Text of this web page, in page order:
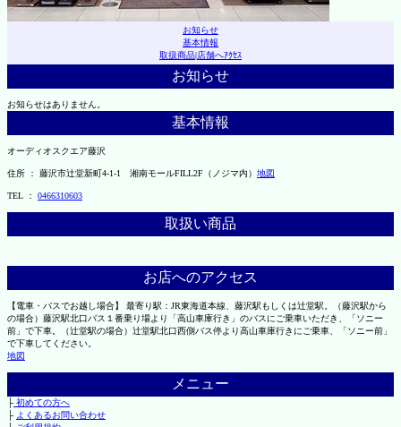
お知らせ
基本情報
取扱商品|店舗へｱｸｾｽ
お知らせ
お知らせはありません。
基本情報
オーディオスクエア藤沢
住所 ： 藤沢市辻堂新町4-1-1 湘南モールFILL2F（ノジマ内） 地図
TEL ： 0466310603
取扱い商品
お店へのアクセス
【電車・バスでお越し場合】 最寄り駅：JR東海道本線、藤沢駅もしくは辻堂駅。（藤沢駅から
の場合）藤沢駅北口バス１番乗り場より「高山車庫行き」のバスにご乗車いただき、「ソニー
前」で下車。（辻堂駅の場合）辻堂駅北口西側バス停より高山車庫行きにご乗車、「ソニー前」
で下車してください。
地図
メニュー
├初めての方へ
├ よくあるお問い合わせ